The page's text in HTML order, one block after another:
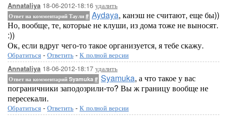
Annataliya 18-06-2012-18:16 удалить
Ответ на комментарий Таули # Aydaya, канэш не считают, еще бы))
Но, вообще, те, которые не клуши, из дома тоже не выносят.
:))
Ок, если вдруг чего-то такое организуется, я тебе скажу.
Обратиться - Ответить - К полной версии
Annataliya 18-06-2012-18:17 удалить
Ответ на комментарий Syamuka # Syamuka, а что такое у вас
пограничники заподозрили-то? Вы ж границу вообще не
пересекали.
Обратиться - Ответить - К полной версии